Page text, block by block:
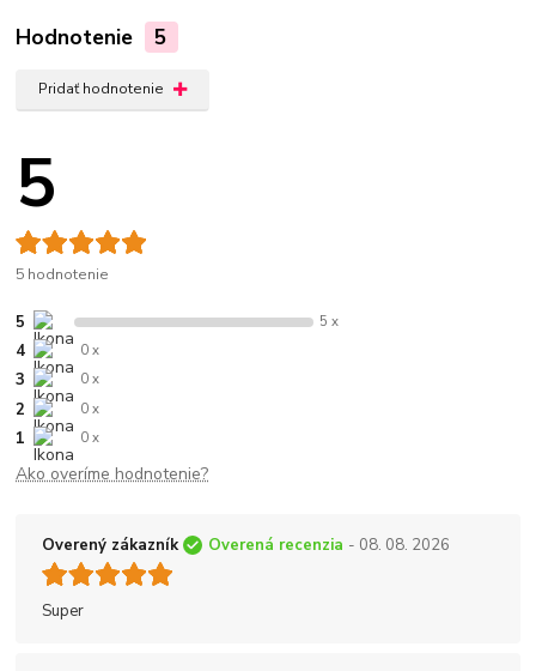
Hodnotenie 5
Pridať hodnotenie
5
5 hodnotenie
5 5 x
4 0 x
3 0 x
2 0 x
1 0 x
Ako overíme hodnotenie?
Overený zákazník Overená recenzia - 08. 08. 2026
Super